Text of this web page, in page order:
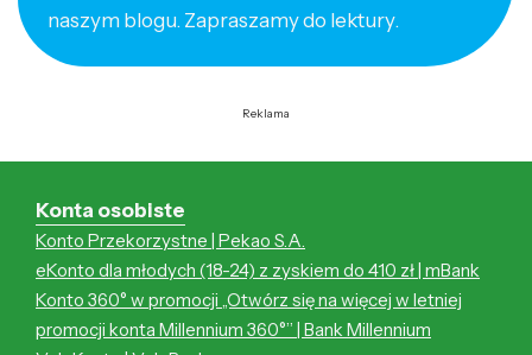
naszym blogu. Zapraszamy do lektury.
Reklama
Konta osobiste
Konto Przekorzystne | Pekao S.A.
eKonto dla młodych (18-24) z zyskiem do 410 zł | mBank
Konto 360° w promocji „Otwórz się na więcej w letniej
promocji konta Millennium 360°” | Bank Millennium